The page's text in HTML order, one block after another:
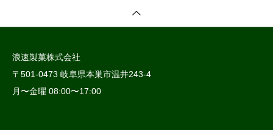
浪速製菓株式会社
〒501-0473 岐阜県本巣市温井243-4
月〜金曜 08:00〜17:00